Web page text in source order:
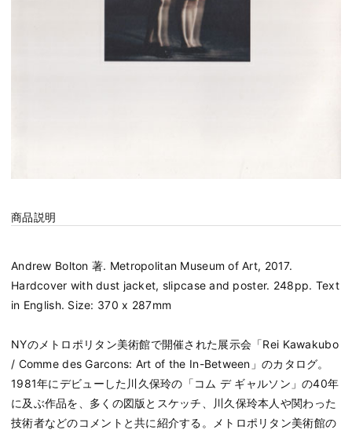
商品説明
Andrew Bolton 著. Metropolitan Museum of Art, 2017.
Hardcover with dust jacket, slipcase and poster. 248pp. Text
in English. Size: 370 x 287mm
NYのメトロポリタン美術館で開催された展示会「Rei Kawakubo
/ Comme des Garcons: Art of the In-Between」のカタログ。
1981年にデビューした川久保玲の「コム デ ギャルソン」の40年
に及ぶ作品を、多くの図版とスケッチ、川久保玲本人や関わった
技術者などのコメントと共に紹介する。メトロポリタン美術館の